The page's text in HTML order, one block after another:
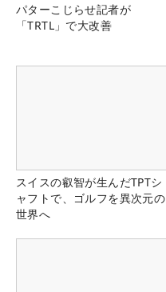
パターこじらせ記者が
「TRTL」で大改善
スイスの叡智が生んだTPTシ
ャフトで、ゴルフを異次元の
世界へ